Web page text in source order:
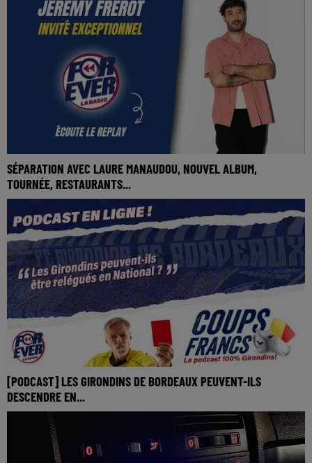
SÉPARATION AVEC LAURE MANAUDOU, NOUVEL ALBUM,
TOURNÉE, RESTAURANTS...
[PODCAST] LES GIRONDINS DE BORDEAUX PEUVENT-ILS
DESCENDRE EN...